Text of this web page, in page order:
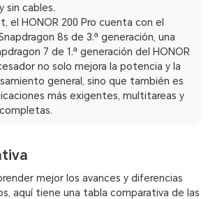
sin cables.
el HONOR 200 Pro cuenta con el
8s de 3.ª generación, una
7 de 1.ª generación del HONOR
no solo mejora la potencia y la
general, sino que también es
más exigentes, multitareas y
mejor los avances y diferencias
aquí tiene una tabla comparativa de las